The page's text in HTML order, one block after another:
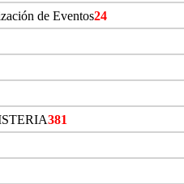
de Eventos24
381